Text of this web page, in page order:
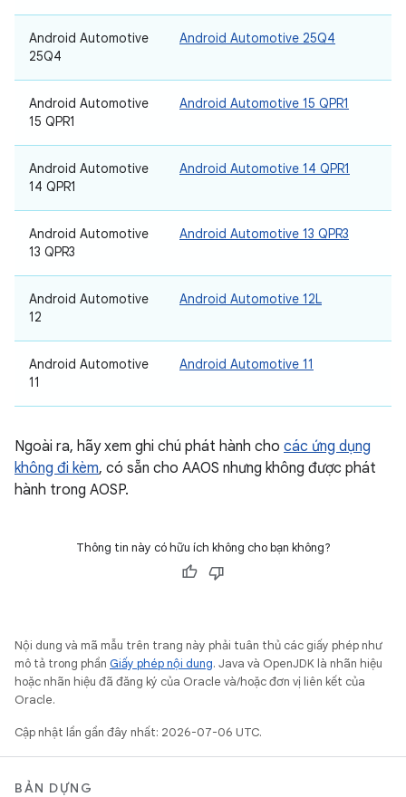
Android Automotive
25Q4
Android Automotive 25Q4
Android Automotive
15 QPR1
Android Automotive 15 QPR1
Android Automotive
14 QPR1
Android Automotive 14 QPR1
Android Automotive
13 QPR3
Android Automotive 13 QPR3
Android Automotive
12
Android Automotive 12L
Android Automotive
11
Android Automotive 11
Ngoài ra, hãy xem ghi chú phát hành cho các ứng dụng
không đi kèm, có sẵn cho AAOS nhưng không được phát
hành trong AOSP.
Thông tin này có hữu ích không cho bạn không?
Nội dung và mã mẫu trên trang này phải tuân thủ các giấy phép như
mô tả trong phần Giấy phép nội dung. Java và OpenJDK là nhãn hiệu
hoặc nhãn hiệu đã đăng ký của Oracle và/hoặc đơn vị liên kết của
Oracle.
Cập nhật lần gần đây nhất: 2026-07-06 UTC.
BẢN DỰNG